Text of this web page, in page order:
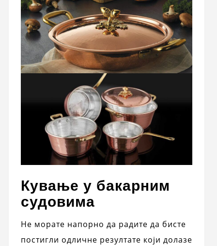
Кување у бакарним
судовима
Не морате напорно да радите да бисте
постигли одличне резултате који долазе